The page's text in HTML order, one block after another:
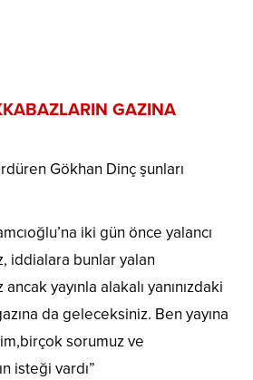
GAZINA
Gökhan Dinç şunları
iki gün önce yalancı
iddialara bunlar yalan
yayınla alakalı yanınızdaki
da geleceksiniz. Ben yayına
sorumuz ve
isteği vardı”